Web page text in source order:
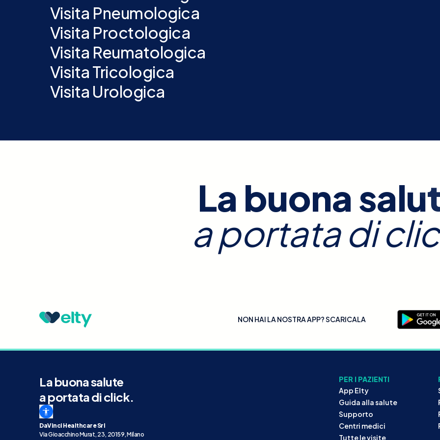
Visita Pneumologica
Visita Proctologica
Visita Reumatologica
Visita Tricologica
Visita Urologica
La buona
a portata di
NON HAI LA NOSTRA APP? SCARICALA
La buona salute
a portata di click.
DaVinci Healthcare Srl
Via Gioacchino Murat, 23, 20159, Milano
PER I PAZIENTI
App Elty
Guida alla salute
Supporto
Centri medici
Tutte le visite